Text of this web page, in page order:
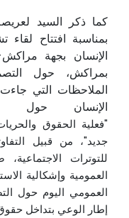
كما ذكر السيد
بمناسبة افتتاح
بمراكش، حول
الملاحظات التي
الإنسان حول
"فعلية الحقوق
جديد"، من قبيل
للتوترات
العمومية وإشكالية
العمومي اليوم حول
إطار الوعي بتداخل حقوق